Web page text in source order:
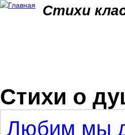
Стихи
Стихи о
Любим мы